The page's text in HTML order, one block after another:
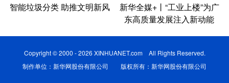
智能垃圾分类 助推文明新风
新华全媒+丨“工业上楼”为广
东高质量发展注入新动能
Copyright © 2000 - 2026 XINHUANET.com All Rights Reserved.
制作单位：新华网股份有限公司 版权所有：新华网股份有限公司